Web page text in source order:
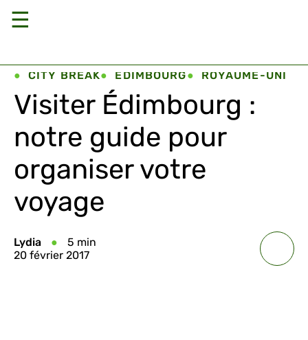
☰
CITY BREAK ÉDIMBOURG ROYAUME-UNI
Visiter Édimbourg :
notre guide pour
organiser votre
voyage
Lydia
5 min
20 février 2017